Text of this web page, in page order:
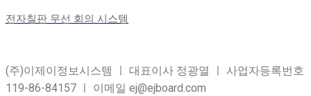
전자칠판 무선 회의 시스템
(주)이제이정보시스템 ㅣ 대표이사 정광열 ㅣ 사업자등록번호
119-86-84157 ㅣ 이메일 ej@ejboard.com